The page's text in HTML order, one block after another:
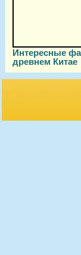
Интересные
древнем Китае